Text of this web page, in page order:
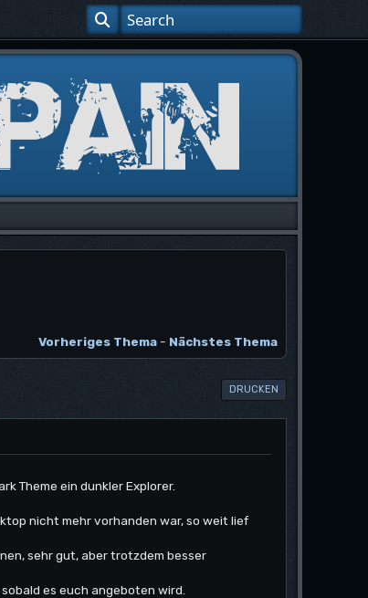
Vorheriges Thema - Nächstes Thema
DRUCKEN
Theme ein dunkler Explorer.
nicht mehr vorhanden war, so weit lief
sehr gut, aber trotzdem besser
es euch angeboten wird.